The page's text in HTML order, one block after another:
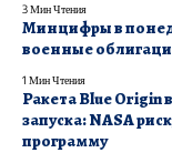
3 Мин Чтения
Минцифры в
военные
1 Мин Чтения
Ракета Blue Origin
запуска: NASA
программу